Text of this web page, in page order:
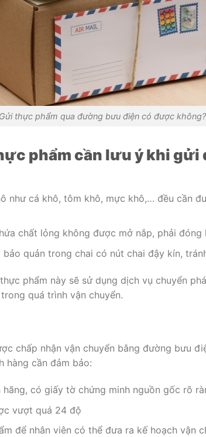
Gửi thực phẩm qua đường bưu điện có được không?
phẩm cần lưu ý khi
như cá khô, tôm khô, mực khô,… đều cần
chất lỏng không được mở nắp, phải
bảo quản trong chai có nút chai đậy kín,
phẩm này sẽ sử dụng dịch vụ chuyển
quá trình vận chuyển.
chấp nhận vận chuyển bằng đường bưu
hàng cần đảm bảo:
hãng, có giấy tờ chứng minh nguồn gốc rõ
vượt quá 24 độ
để nhân viên có thể đưa ra kế hoạch vận